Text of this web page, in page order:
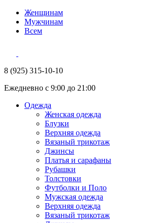
Женщинам
Мужчинам
Всем
8 (925) 315-10-10
Ежедневно с 9:00 до 21:00
Одежда
Женская одежда
Блузки
Верхняя одежда
Вязаный трикотаж
Джинсы
Платья и сарафаны
Рубашки
Толстовки
Футболки и Поло
Мужская одежда
Верхняя одежда
Вязаный трикотаж